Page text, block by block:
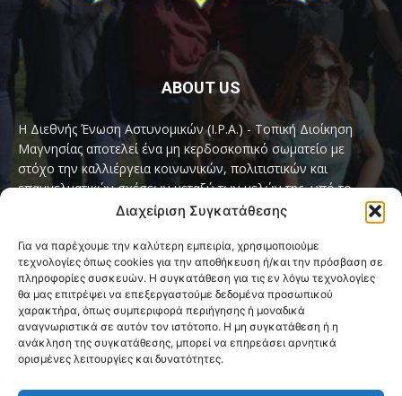
Διαχείριση Συγκατάθεσης
Για να παρέχουμε την καλύτερη εμπειρία, χρησιμοποιούμε
τεχνολογίες όπως cookies για την αποθήκευση ή/και την πρόσβαση σε
πληροφορίες συσκευών. Η συγκατάθεση για τις εν λόγω τεχνολογίες
θα μας επιτρέψει να επεξεργαστούμε δεδομένα προσωπικού
χαρακτήρα, όπως συμπεριφορά περιήγησης ή μοναδικά
αναγνωριστικά σε αυτόν τον ιστότοπο. Η μη συγκατάθεση ή η
ανάκληση της συγκατάθεσης, μπορεί να επηρεάσει αρνητικά
ορισμένες λειτουργίες και δυνατότητες.
ABOUT US
Η Διεθνής Ένωση Αστυνομικών (I.P.A.) - Τοπική Διοίκηση
Μαγνησίας αποτελεί ένα μη κερδοσκοπικό σωματείο με
στόχο την καλλιέργεια κοινωνικών, πολιτιστικών και
επαγγελματικών σχέσεων μεταξύ των μελών της, υπό το
παγκόσμιο σύνθημα «Servo per Amikeco» (Υπηρετώ δια της
Contact us:ipamagnesia@gmail.com
FOLLOW US